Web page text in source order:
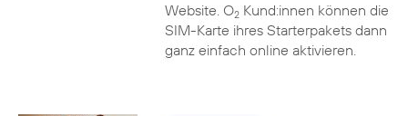
Website. O2Kund:innen können die
SIM-Karte ihres Starterpakets dann
ganz einfach online aktivieren.